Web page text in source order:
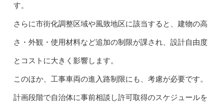
す。
さらに市街化調整区域や風致地区に該当すると、建物の高
さ・外観・使用材料など追加の制限が課され、設計自由度
とコストに大きく影響します。
このほか、工事車両の進入路制限にも、考慮が必要です。
計画段階で自治体に事前相談し許可取得のスケジュールを